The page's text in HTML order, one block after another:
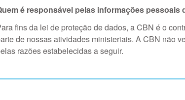
é responsável pelas informações pessoais
fins da lei de proteção de dados, a CBN é o
de nossas atividades ministeriais. A CBN não
razões estabelecidas a seguir.